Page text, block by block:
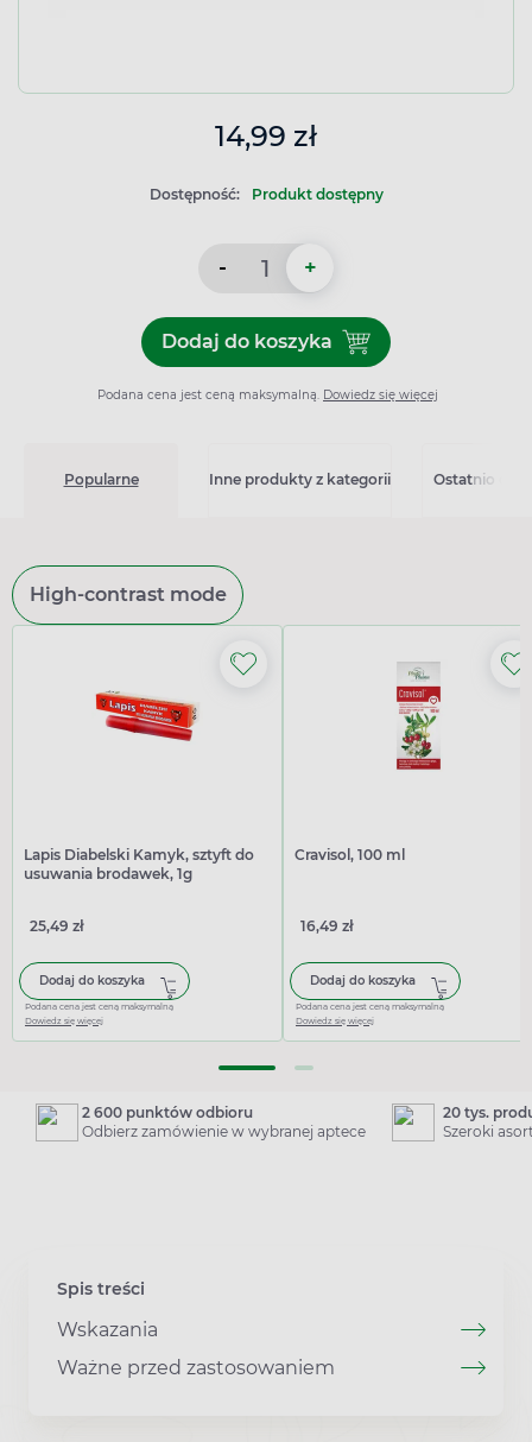
14,99 zł
Dostępność: Produkt dostępny
- +
Dodaj do koszykaDodaj do koszyka Boiron
Podana cena jest ceną maksymalną. Dowiedz się więcej
Popularne Inne produkty z kategorii Ostatnio
High-contrast mode
Lapis Diabelski Kamyk, sztyft do
usuwania brodawek, 1g
25,49 zł
Dodaj do koszyka
Podana cena jest ceną maksymalną
Dowiedz się więcej
Cravisol, 100 ml
16,49 zł
Dodaj do koszyka
Podana cena jest ceną maksymalną
Dowiedz się więcej
2 600 punktów odbioru
Odbierz zamówienie w wybranej aptece
20 tys.
Szeroki
Spis treści
Wskazania
Ważne przed zastosowaniem